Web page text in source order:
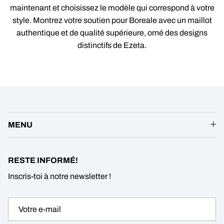
maintenant et choisissez le modèle qui correspond à votre
style. Montrez votre soutien pour Boreale avec un maillot
authentique et de qualité supérieure, orné des designs
distinctifs de Ezeta.
MENU
RESTE INFORMÉ!
Inscris-toi à notre newsletter !